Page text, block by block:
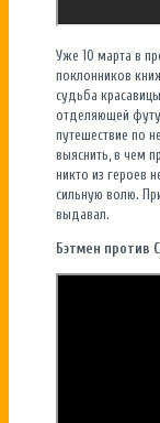
Уже 10 марта в
поклонников
судьба
отделяющей
путешествие по
выяснить, в чем
никто из героев
сильную волю.
выдавал.
Бэтмен против